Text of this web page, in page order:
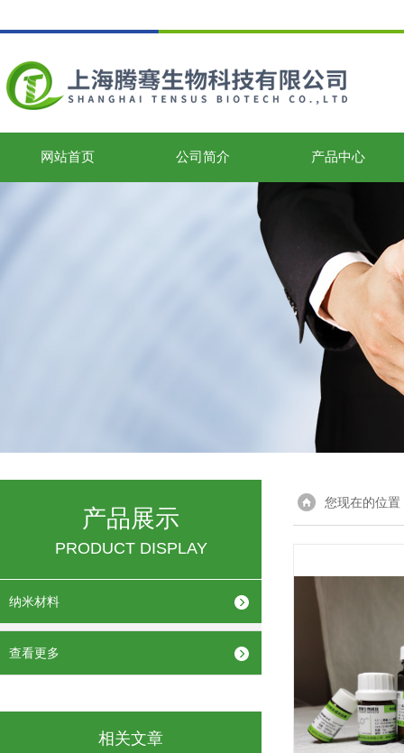
网站首页 公司简介 产品中心
产品展示
PRODUCT DISPLAY
纳米材料
查看更多
相关文章
您现在的位置